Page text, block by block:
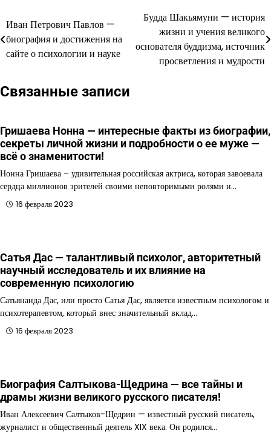
Навигация
по
Иван Петрович Павлов —
биография и достижения на
сайте о психологии и науке
Будда Шакьямуни — история
жизни и учения великого
основателя буддизма, источник
просветления и мудрости
Связанные записи
Гришаева Нонна — интересные факты из биографии,
секреты личной жизни и подробности о ее муже —
всё о знаменитости!
Нонна Гришаева – удивительная российская актриса, которая завоевала
сердца миллионов зрителей своими неповторимыми ролями и…
16 февраля 2023
Сатья Дас — талантливый психолог, авторитетный
научный исследователь и их влияние на
современную психологию
Сатьянанда Дас, или просто Сатья Дас, является известным психологом и
психотерапевтом, который внес значительный вклад…
16 февраля 2023
Биография Салтыкова-Щедрина — все тайны и
драмы жизни великого русского писателя!
Иван Алексеевич Салтыков-Щедрин — известный русский писатель,
журналист и общественный деятель XIX века. Он родился…